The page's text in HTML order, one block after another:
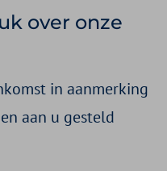
over onze
in aanmerking
aan u gesteld